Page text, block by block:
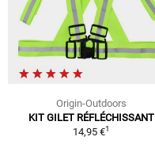
Origin-Outdoors
KIT GILET RÉFLÉCHISSANT
14,95 €1